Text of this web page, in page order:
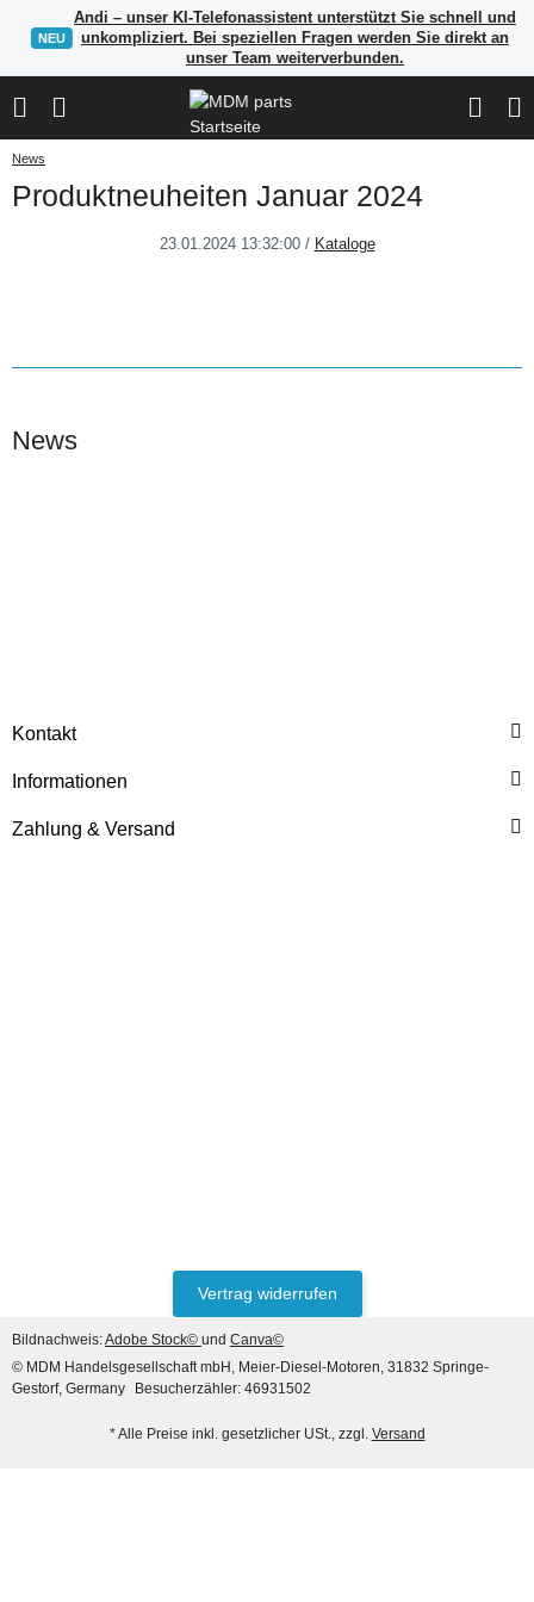
NEU
Andi – unser KI-Telefonassistent unterstützt Sie schnell und
unkompliziert. Bei speziellen Fragen werden Sie direkt an
unser Team weiterverbunden.
News
Produktneuheiten Januar 2024
23.01.2024 13:32:00 / Kataloge
News
Kontakt
Informationen
Zahlung & Versand
Vertrag widerrufen
Bildnachweis:Adobe Stock© und Canva©
© MDM Handelsgesellschaft mbH, Meier-Diesel-Motoren, 31832 Springe-
Gestorf, Germany
Besucherzähler: 46931502
* Alle Preise inkl. gesetzlicher USt., zzgl. Versand